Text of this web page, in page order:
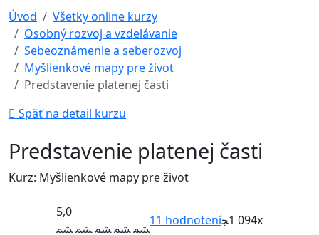
Úvod
Všetky online kurzy
Osobný rozvoj a vzdelávanie
Sebeoznámenie a seberozvoj
Myšlienkové mapy pre život
Predstavenie platenej časti
Späť na detail kurzu
Predstavenie platenej časti
Kurz: Myšlienkové mapy pre život
5,0
11 hodnotení 1 094x